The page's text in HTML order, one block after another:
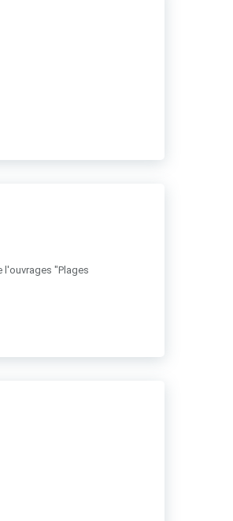
l'ouvrages "Plages